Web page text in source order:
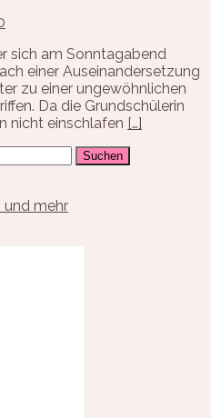
sich am Sonntagabend
einer Auseinandersetzung
zu einer ungewöhnlichen
Da die Grundschülerin
nicht einschlafen […]